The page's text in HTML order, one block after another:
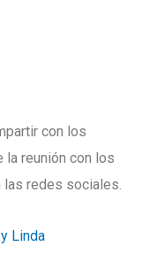
con los
la reunión con los
las redes sociales.
Linda